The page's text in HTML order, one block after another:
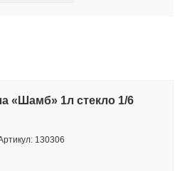
«Шамб» 1л стекло 1/6
130306